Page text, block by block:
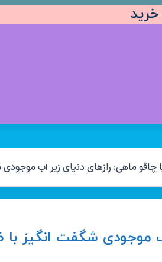
خرید
ماهی: رازهای دنیای زیر آب موجودی شگفت
موجودی شگفت انگیز با